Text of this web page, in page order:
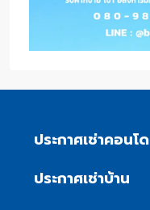
ประกาศเช่าคอนโด
ประกาศเช่าบ้าน